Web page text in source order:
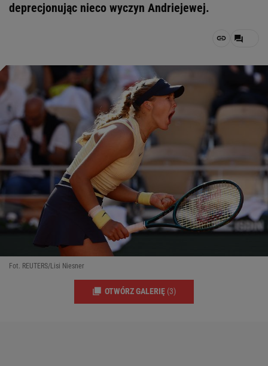
deprecjonując nieco wyczyn Andriejewej.
Fot. REUTERS/Lisi Niesner
OTWÓRZ GALERIĘ (3)